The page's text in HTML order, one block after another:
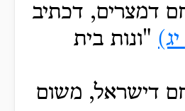
דמצרים, דכתיב
"ונות בית
דישראל, משום